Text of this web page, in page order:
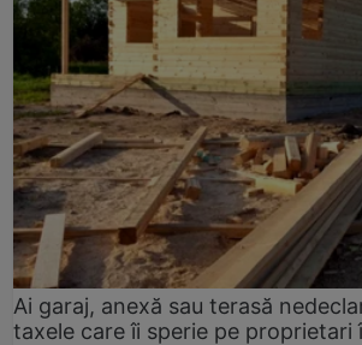
Ai garaj, anexă sau terasă
taxele care îi sperie pe proprietari